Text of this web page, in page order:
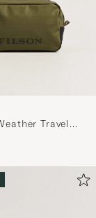
Travel